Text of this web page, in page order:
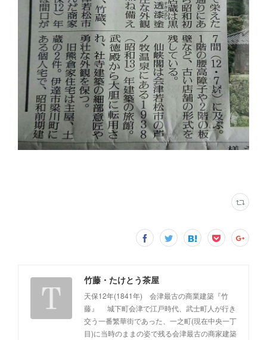
竹藤・たけとう茶屋
天保12年(1841年) 会津最古の商業建築『竹
藤』 城下町会津で江戸時代、武士町人が行き
交う一番繁華街であった、一之町(現在中央一丁
目)に当時のままの姿で残る会津最古の商家建築